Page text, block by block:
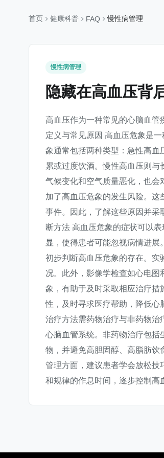
首页 健康科普 FAQ 慢性病管理
慢性病管理
隐藏在高血压背
高血压作为一种常见的心脑血管
定义与常见原因 高血压危象是
象通常包括两种类型：急性高血
累或过度饮酒。慢性高血压则
气候变化和空气质量恶化，也会
加了高血压危象的发生风险。
事件。因此，了解这些原因并采
断方法 高血压危象的症状可以
显，使得患者可能忽视病情进展
初步判断高血压危象的存在。实
况。此外，影像学检查如心电
象，有助于及时采取相应治疗措
性，及时寻求医疗帮助，降低心
治疗方法需药物治疗与非药物治
心脑血管系统。非药物治疗包括
物，并避免高胆固醇、高脂肪饮
管理方面，建议患者学会放松技
和规律的作息时间，逐步控制高